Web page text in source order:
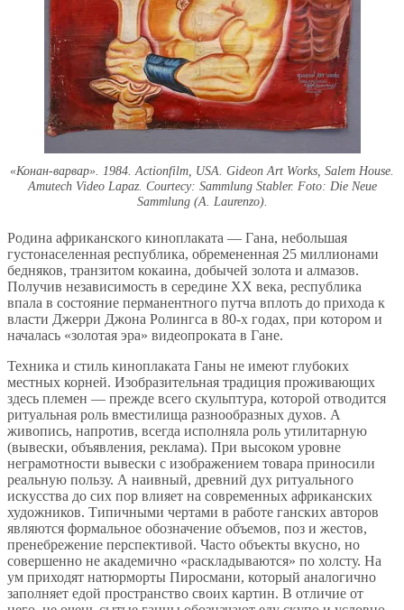
«Конан-варвар». 1984. Actionfilm, USA. Gideon Art Works, Salem House.
Amutech Video Lapaz. Courtecy: Sammlung Stabler. Foto: Die Neue
Sammlung (A. Laurenzo).
Родина африканского киноплаката — Гана, небольшая
густонаселенная республика, обремененная 25 миллионами
бедняков, транзитом кокаина, добычей золота и алмазов.
Получив независимость в середине ХХ века, республика
впала в состояние перманентного путча вплоть до прихода к
власти Джерри Джона Ролингса в 80-х годах, при котором и
началась «золотая эра» видеопроката в Гане.
Техника и стиль киноплаката Ганы не имеют глубоких
местных корней. Изобразительная традиция проживающих
здесь племен — прежде всего скульптура, которой отводится
ритуальная роль вместилища разнообразных духов. А
живопись, напротив, всегда исполняла роль утилитарную
(вывески, объявления, реклама). При высоком уровне
неграмотности вывески с изображением товара приносили
реальную пользу. А наивный, древний дух ритуального
искусства до сих пор влияет на современных африканских
художников. Типичными чертами в работе ганских авторов
являются формальное обозначение объемов, поз и жестов,
пренебрежение перспективой. Часто объекты вкусно, но
совершенно не академично «раскладываются» по холсту. На
ум приходят натюрморты Пиросмани, который аналогично
заполняет едой пространство своих картин. В отличие от